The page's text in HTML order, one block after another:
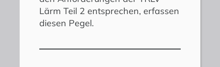
Lärm Teil 2 entsprechen, erfassen
diesen Pegel.